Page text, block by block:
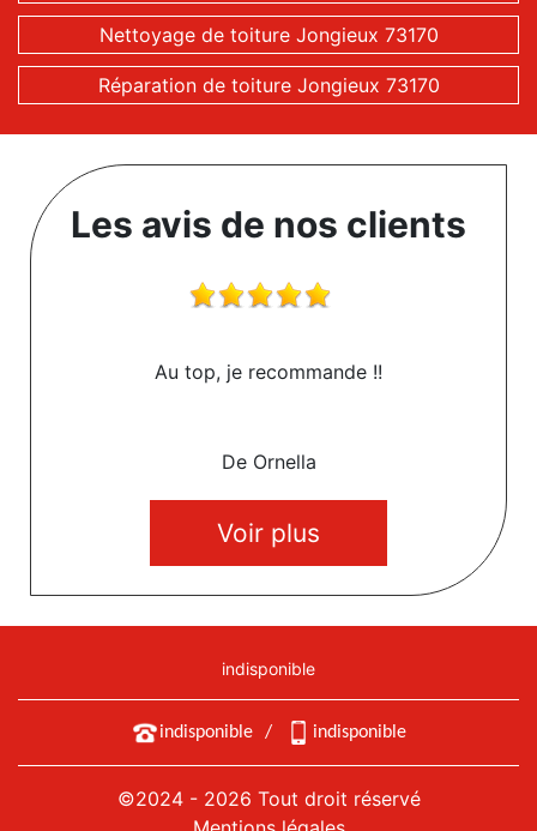
Nettoyage de toiture Jongieux 73170
Réparation de toiture Jongieux 73170
Les avis de nos clients
Au top, je recommande !!
De Ornella
Voir plus
indisponible
indisponible / indisponible
©2024 - 2026 Tout droit réservé